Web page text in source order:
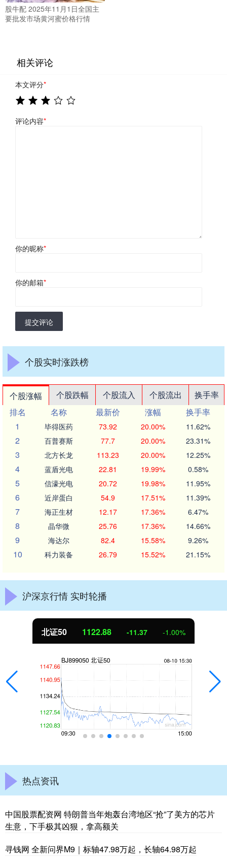
股牛配 2025年11月1日全国主
要批发市场黄河蜜价格行情
相关评论
本文评分*
评论内容*
你的昵称*
你的邮箱*
提交评论
个股实时涨跌榜
个股涨幅 个股跌幅 个股流入 个股流出
换手率
排名
名称 最新价 涨幅
换手率
1
毕得医药 73.92 20.00% 11.62%
2 百普赛斯 77.7 20.00% 23.31%
3 北方长龙 113.23 20.00% 12.25%
4 蓝盾光电 22.81 19.99% 0.58%
5 信濠光电 20.72 19.98% 11.95%
6 近岸蛋白 54.9 17.51% 11.39%
7 海正生材 12.17 17.36% 6.47%
8 晶华微 25.76 17.36% 14.66%
9 海达尔 82.4 15.58% 9.26%
10 科力装备 26.79 15.52% 21.15%
沪深京行情 实时轮播
北证50 1122.88 -11.37 -1.00%
热点资讯
中国股票配资网 特朗普当年炮轰台湾地区“抢”了美方的芯片
生意，下手极其凶狠，拿高额关
寻钱网 全新问界M9｜标轴47.98万起，长轴64.98万起